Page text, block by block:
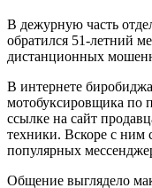
В дежурную часть
обратился 51-летний
дистанционных
В интернете
мотобуксировщика по
ссылке на сайт
техники. Вскоре с ним
популярных
Общение выглядело